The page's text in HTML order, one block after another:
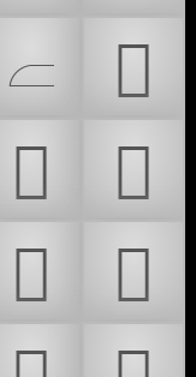
𓐞
𓑂
𜱛
𜱜
𜲤
𜲥